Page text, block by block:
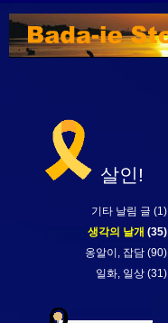
살인!
기타 날림 글 (1)
생각의 날개 (35)
옹알이, 잡담 (90)
일화, 일상 (31)